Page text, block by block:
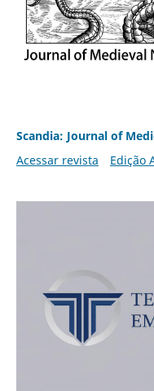
Scandia: Journal of
Acessar revista
Edição